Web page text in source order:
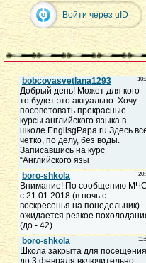
Войти через uID